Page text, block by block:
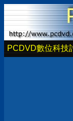
PCDVD數位科技